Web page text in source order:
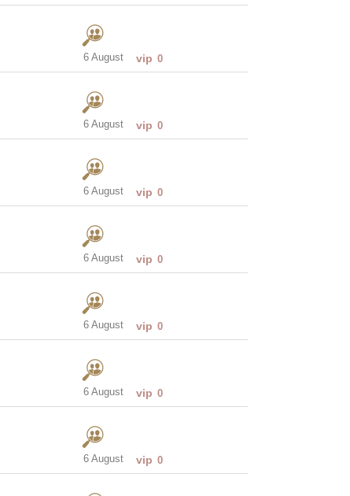
6 August vip 0
6 August vip 0
6 August vip 0
6 August vip 0
6 August vip 0
6 August vip 0
6 August vip 0